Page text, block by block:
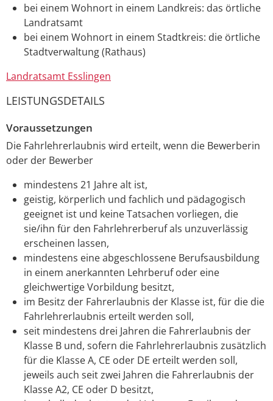
bei einem Wohnort in einem Landkreis: das örtliche
Landratsamt
bei einem Wohnort in einem Stadtkreis: die örtliche
Stadtverwaltung (Rathaus)
Landratsamt Esslingen
LEISTUNGSDETAILS
Voraussetzungen
Die Fahrlehrerlaubnis wird erteilt, wenn die Bewerberin
oder der Bewerber
mindestens 21 Jahre alt ist,
geistig, körperlich und fachlich und pädagogisch
geeignet ist und keine Tatsachen vorliegen, die
sie/ihn für den Fahrlehrerberuf als unzuverlässig
erscheinen lassen,
mindestens eine abgeschlossene Berufsausbildung
in einem anerkannten Lehrberuf oder eine
gleichwertige Vorbildung besitzt,
im Besitz der Fahrerlaubnis der Klasse ist, für die die
Fahrlehrerlaubnis erteilt werden soll,
seit mindestens drei Jahren die Fahrerlaubnis der
Klasse B und, sofern die Fahrlehrerlaubnis zusätzlich
für die Klasse A, CE oder DE erteilt werden soll,
jeweils auch seit zwei Jahren die Fahrerlaubnis der
Klasse A2, CE oder D besitzt,